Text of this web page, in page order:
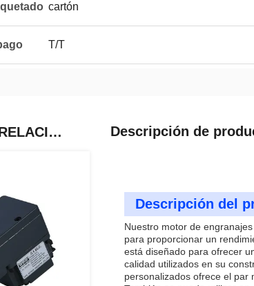
cartón
T/T
PRODUCTOS RELACIONADOS Descripción de
Descripción del
Nuestro motor de
para proporcionar un
está diseñado para ofrecer
calidad utilizados en su
personalizados ofrece el par